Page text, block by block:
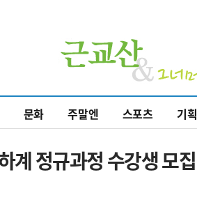
문화 주말엔 스포츠 기획
계 정규과정 수강생 모집